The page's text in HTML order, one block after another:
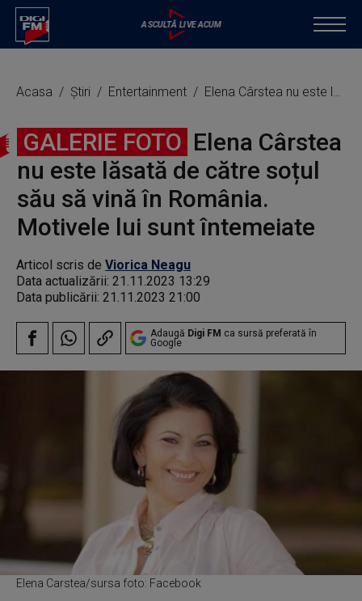
Acasa Știri Entertainment Elena Cârstea nu este lăsată de către soțul său să vină în România. Motivele lui sunt întemeiate
GALERIE FOTO Elena Cârstea
nu este lăsată de către soțul
său să vină în România.
Motivele lui sunt întemeiate
Articol scris de Viorica Neagu
Data actualizării: 21.11.2023 13:29
Data publicării: 21.11.2023 21:00
Adaugă Digi FM ca sursă preferată în
Google
Elena Carstea/sursa foto: Facebook